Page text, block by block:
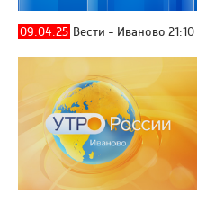
09.04.25 Вести - Иваново 21:10